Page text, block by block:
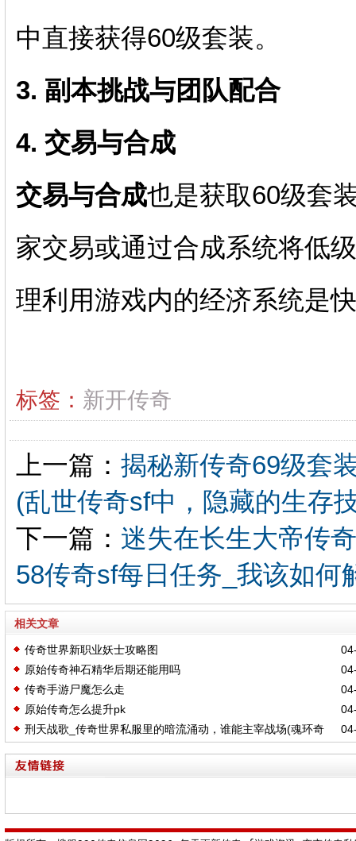
中直接获得60级套装。
3. 副本挑战与团队配合
4. 交易与合成
交易与合成也是获取60级套
家交易或通过合成系统将低
理利用游戏内的经济系统是
标签： 新开传奇
上一篇： 揭秘新传奇69级套
(乱世传奇sf中，隐藏的生存
下一篇： 迷失在长生大帝传
58传奇sf每日任务_我该如何
相关文章
传奇世界新职业妖士攻略图
原始传奇神石精华后期还能用吗
传奇手游尸魔怎么走
原始传奇怎么提升pk
刑天战歌_传奇世界私服里的暗流涌动，谁能主宰战场(魂环奇
珍，传奇sf里的神秘拍卖_谁将称霸风云)